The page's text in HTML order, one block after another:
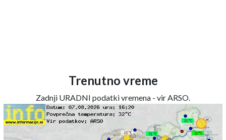
Trenutno vreme
Zadnji URADNI podatki vremena - vir ARSO.